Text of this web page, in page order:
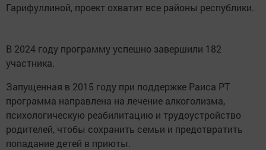
Гарифуллиной, проект охватит все районы республики.
В 2024 году программу успешно завершили 182
участника.
Запущенная в 2015 году при поддержке Раиса РТ
программа направлена на лечение алкоголизма,
психологическую реабилитацию и трудоустройство
родителей, чтобы сохранить семьи и предотвратить
попадание детей в приюты.